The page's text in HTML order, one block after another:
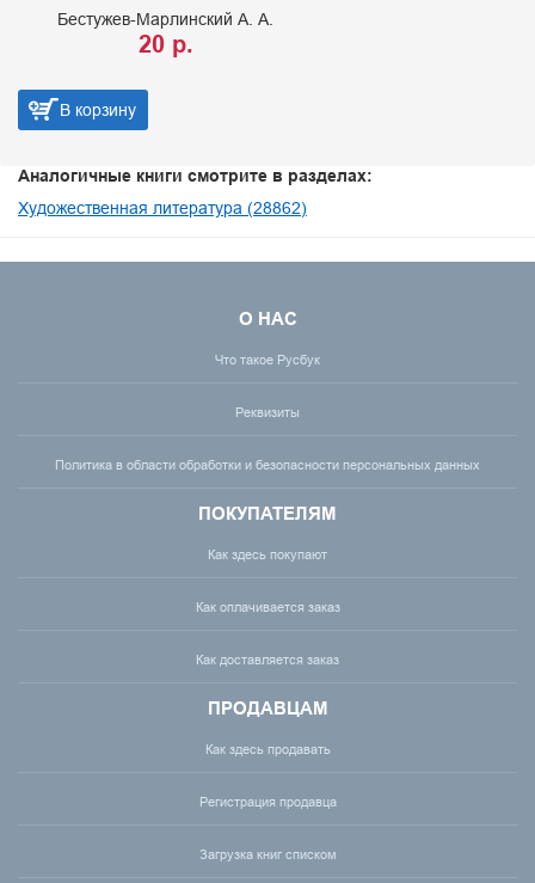
Бестужев-Марлинский А. А.
20 р.
В корзину
Аналогичные книги смотрите в разделах:
Художественная литература (28862)
О НАС
Что такое Русбук
Реквизиты
Политика в области обработки и безопасности персональных данных
ПОКУПАТЕЛЯМ
Как здесь покупают
Как оплачивается заказ
Как доставляется заказ
ПРОДАВЦАМ
Как здесь продавать
Регистрация продавца
Загрузка книг списком